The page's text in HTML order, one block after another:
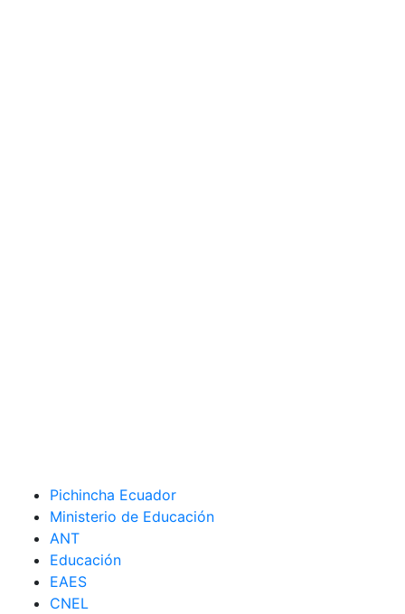
Pichincha Ecuador
Ministerio de Educación
ANT
Educación
EAES
CNEL